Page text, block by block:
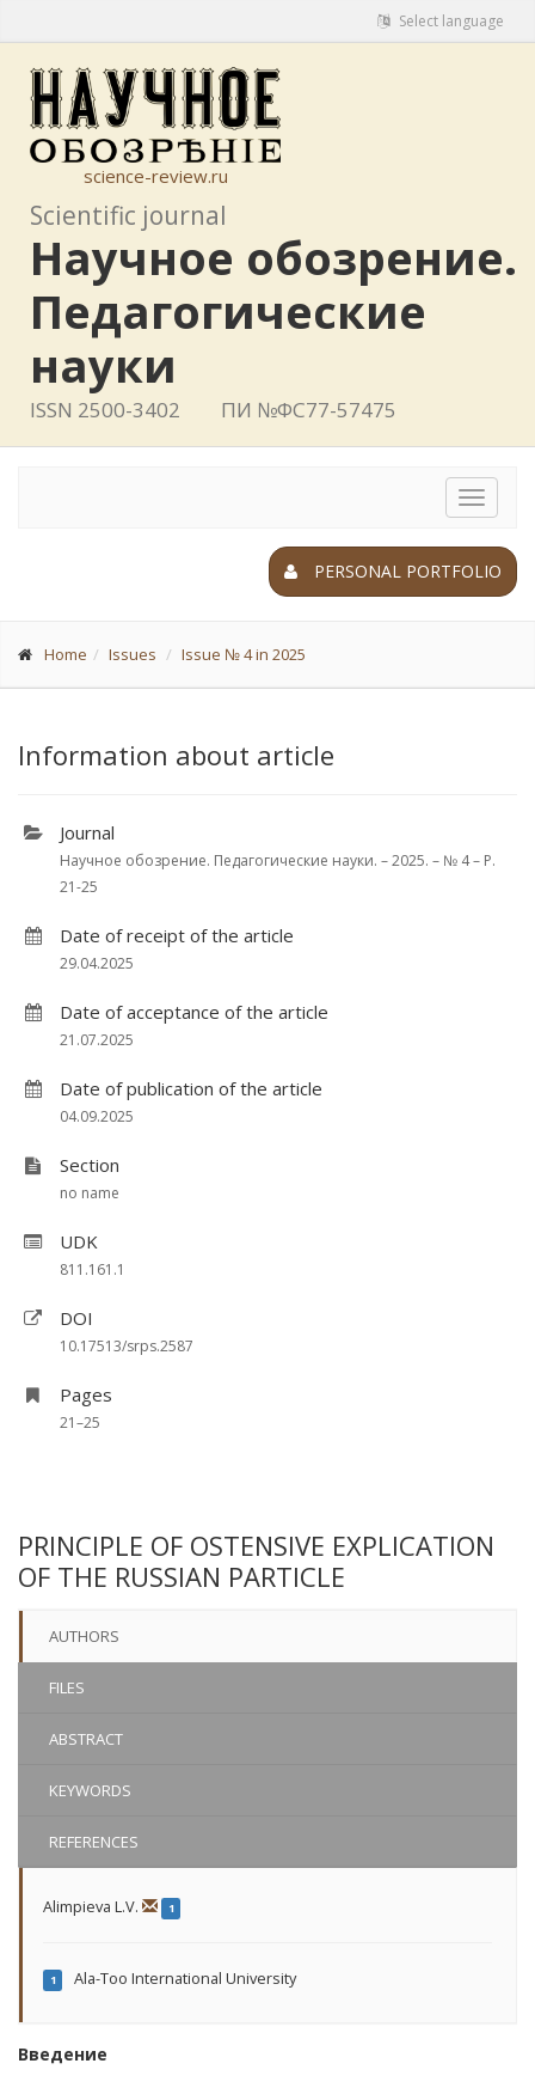
Select language
science-review.ru
Scientific journal
Научное обозрение.
Педагогические
науки
ISSN 2500-3402 ПИ №ФС77-57475
Toggle
PERSONAL PORTFOLIO
Home Issues Issue № 4 in 2025
Information about article
Journal
Научное обозрение. Педагогические науки. – 2025. – № 4 – P.
21-25
Date of receipt of the article
29.04.2025
Date of acceptance of the article
21.07.2025
Date of publication of the article
04.09.2025
Section
no name
UDK
811.161.1
DOI
10.17513/srps.2587
Pages
21–25
PRINCIPLE OF OSTENSIVE EXPLICATION
OF THE RUSSIAN PARTICLE
AUTHORS
FILES
ABSTRACT
KEYWORDS
REFERENCES
Alimpieva L.V. 1
1 Ala-Too International University
Введение